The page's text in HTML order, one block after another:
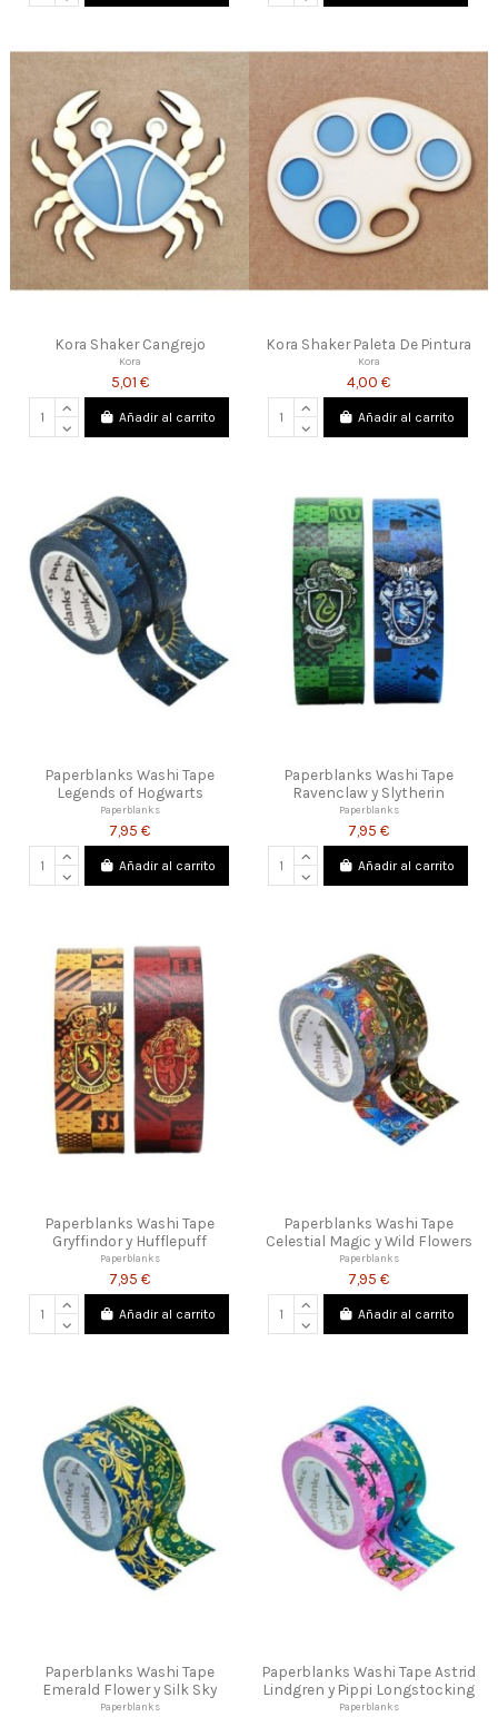
Kora Shaker Cangrejo
Kora
5,01 €
Añadir al carrito
Kora Shaker Paleta De Pintura
Kora
4,00 €
Añadir al carrito
Paperblanks Washi Tape
Legends of Hogwarts
Paperblanks
7,95 €
Añadir al carrito
Paperblanks Washi Tape
Ravenclaw y Slytherin
Paperblanks
7,95 €
Añadir al carrito
Paperblanks Washi Tape
Gryffindor y Hufflepuff
Paperblanks
7,95 €
Añadir al carrito
Paperblanks Washi Tape
Celestial Magic y Wild Flowers
Paperblanks
7,95 €
Añadir al carrito
Paperblanks Washi Tape
Emerald Flower y Silk Sky
Paperblanks
Paperblanks Washi Tape Astrid
Lindgren y Pippi Longstocking
Paperblanks